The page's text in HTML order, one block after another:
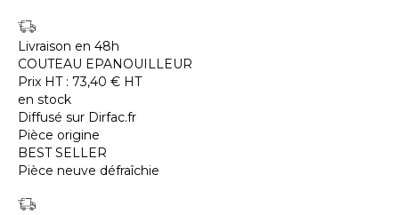
Livraison en 48h
COUTEAU EPANOUILLEUR
Prix HT : 73,40 € HT
en stock
Diffusé sur Dirfac.fr
Pièce origine
BEST SELLER
Pièce neuve défraîchie